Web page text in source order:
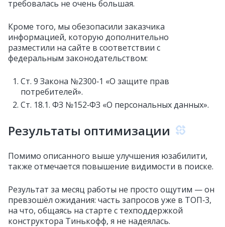
требовалась не очень большая.
Кроме того, мы обезопасили заказчика
информацией, которую дополнительно
разместили на сайте в соответствии с
федеральным законодательством:
Ст. 9 Закона №2300‑1 «О защите прав
потребителей».
Ст. 18.1. ФЗ №152‑ФЗ «О персональных данных».
Результаты оптимизации
Помимо описанного выше улучшения юзабилити,
также отмечается повышение видимости в поиске.
Результат за месяц работы не просто ощутим — он
превзошёл ожидания: часть запросов уже в ТОП‑3,
на что, общаясь на старте с техподдержкой
конструктора Тинькофф, я не надеялась.